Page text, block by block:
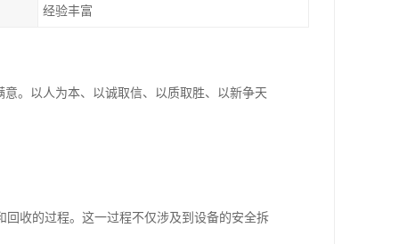
经验丰富
。以人为本、以诚取信、以质取胜、以新争天
收的过程。这一过程不仅涉及到设备的安全拆